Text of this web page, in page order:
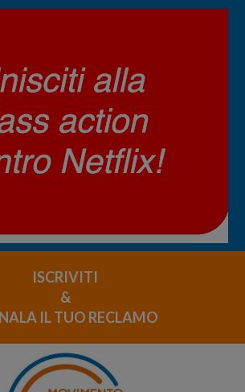
ISCRIVITI
&
IL TUO RECLAMO